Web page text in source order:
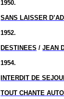
1950.
SANS LAISSER
1952.
DESTINEES /JEAN
1954.
INTERDIT DE
TOUT CHANTE